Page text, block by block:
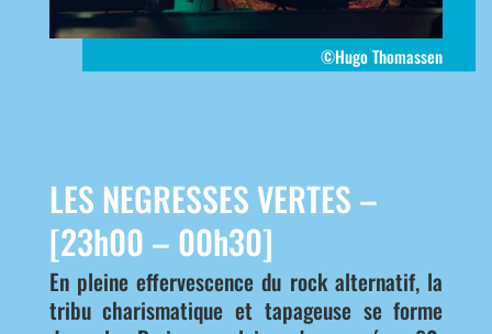
©Hugo Thomassen
LES NEGRESSES VERTES –
[23h00 – 00h30]
En pleine effervescence du rock alternatif, la
tribu charismatique et tapageuse se forme